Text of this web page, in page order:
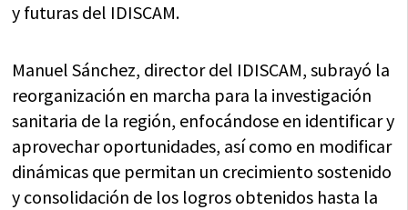
y futuras del IDISCAM.
Manuel Sánchez, director del IDISCAM, subrayó la
reorganización en marcha para la investigación
sanitaria de la región, enfocándose en identificar y
aprovechar oportunidades, así como en modificar
dinámicas que permitan un crecimiento sostenido
y consolidación de los logros obtenidos hasta la